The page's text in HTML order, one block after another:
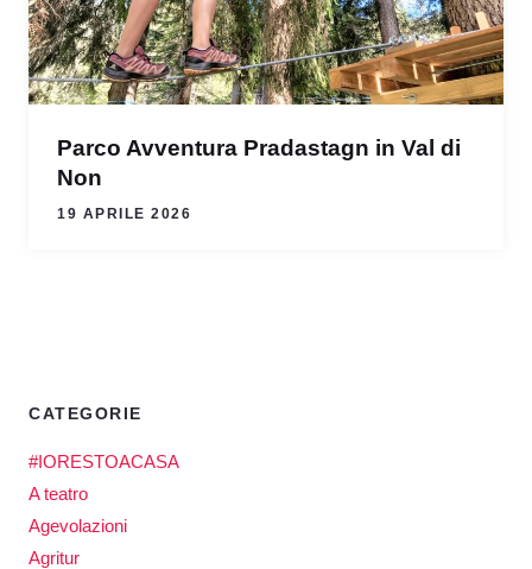
Parco Avventura Pradastagn in Val di
Non
19 APRILE 2026
CATEGORIE
#IORESTOACASA
A teatro
Agevolazioni
Agritur